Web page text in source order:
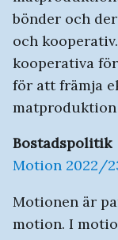
bönder och
och
kooperativa
för att främja
Bostadspolitik
Motion 2022/
Motionen är
motion. I